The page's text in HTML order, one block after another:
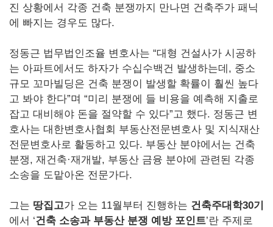
진 상황에서 각종 건축 분쟁까지 만나면 건축주가 패닉
에 빠지는 경우도 많다.
정동근 법무법인조율 변호사는 “대형 건설사가 시공하
는 아파트에서도 하자가 수십수백건 발생하는데, 중소
규모 꼬마빌딩은 건축 분쟁이 발생할 확률이 훨씬 높다
고 봐야 한다”며 “미리 분쟁에 들 비용을 예측해 지출로
잡고 대비해야 돈을 절약할 수 있다”고 했다. 정동근 변
호사는 대한변호사협회 부동산전문변호사 및 지식재산
전문변호사로 활동하고 있다. 부동산 분야에서는 건축
분쟁, 재건축·재개발, 부동산 금융 분야에 관련된 각종
소송을 도맡아온 전문가다.
그는 땅집고가 오는 11월부터 진행하는 건축주대학30기
에서 ‘건축 소송과 부동산 분쟁 예방 포인트’란 주제로